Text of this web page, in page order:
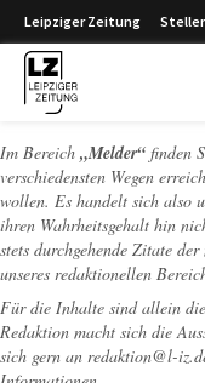
Leipziger Zeitung
Im Bereich „Melder“ finden
verschiedensten Wegen
wollen. Es handelt sich also
ihren Wahrheitsgehalt hin
stets durchgehende Zitate
unseres redaktionellen
Für die Inhalte sind allein
Redaktion macht sich die
sich gern an redaktion@l-